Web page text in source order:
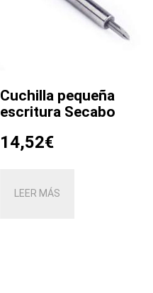
Cuchilla pequeña
escritura Secabo
14,52€
LEER MÁS